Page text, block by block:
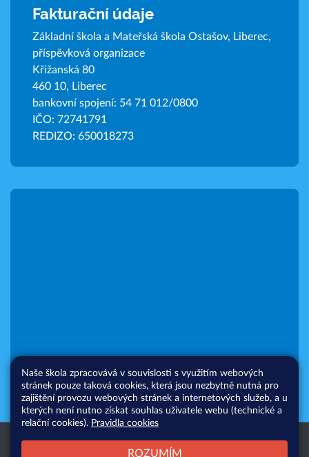
Fakturační údaje
Základní škola a Mateřská škola Ostašov, Liberec,
příspěvková organizace
Křižanská 80
460 10, Liberec
bankovní spojení: 54 71 012/0800
IČO: 72741791
REDIZO: 650018273
Všechna práva vyhrazena. Copyright
Web školy
Naše škola zpracovává v souvislosti s využitím webových
stránek pouze taková cookies, která jsou nezbytně nutná pro
zajištění provozu webových stránek a internetových služeb, a u
kterých není nutno získat souhlas uživatele webu (technické a
relační cookies). Pravidla cookies
ROZUMÍM